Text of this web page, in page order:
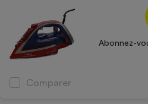
Abonnez-
Comparer